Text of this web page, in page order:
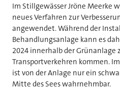
Im Stillgewässer Jröne Meerke
neues Verfahren zur
angewendet. Während der
Behandlungsanlage kann es
2024 innerhalb der Grünanlage
Transportverkehren kommen.
ist von der Anlage nur ein
Mitte des Sees wahrnehmbar.